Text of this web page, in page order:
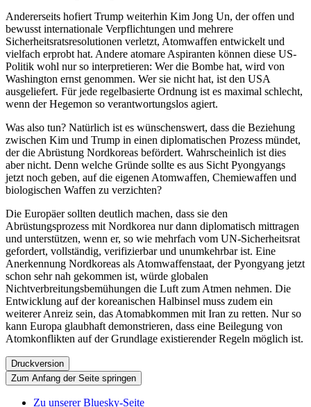
Andererseits hofiert Trump weiterhin Kim Jong Un, der offen und
bewusst internationale Verpflichtungen und mehrere
Sicherheitsratsresolutionen verletzt, Atomwaffen entwickelt und
vielfach erprobt hat. Andere atomare Aspiranten können diese US-
Politik wohl nur so interpretieren: Wer die Bombe hat, wird von
Washington ernst genommen. Wer sie nicht hat, ist den USA
ausgeliefert. Für jede regelbasierte Ordnung ist es maximal schlecht,
wenn der Hegemon so verantwortungslos agiert.
Was also tun? Natürlich ist es wünschenswert, dass die Beziehung
zwischen Kim und Trump in einen diplomatischen Prozess mündet,
der die Abrüstung Nordkoreas befördert. Wahrscheinlich ist dies
aber nicht. Denn welche Gründe sollte es aus Sicht Pyongyangs
jetzt noch geben, auf die eigenen Atomwaffen, Chemiewaffen und
biologischen Waffen zu verzichten?
Die Europäer sollten deutlich machen, dass sie den
Abrüstungsprozess mit Nordkorea nur dann diplomatisch mittragen
und unterstützen, wenn er, so wie mehrfach vom UN-Sicherheitsrat
gefordert, vollständig, verifizierbar und unumkehrbar ist. Eine
Anerkennung Nordkoreas als Atomwaffenstaat, der Pyongyang jetzt
schon sehr nah gekommen ist, würde globalen
Nichtverbreitungsbemühungen die Luft zum Atmen nehmen. Die
Entwicklung auf der koreanischen Halbinsel muss zudem ein
weiterer Anreiz sein, das Atomabkommen mit Iran zu retten. Nur so
kann Europa glaubhaft demonstrieren, dass eine Beilegung von
Atomkonflikten auf der Grundlage existierender Regeln möglich ist.
Druckversion
Zum Anfang der Seite springen
Zu unserer Bluesky-Seite